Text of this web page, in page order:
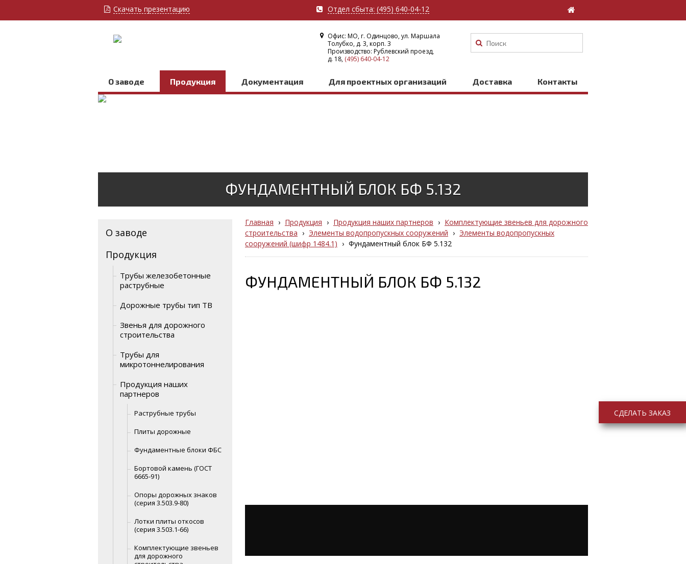
Скачать презентацию Отдел сбыта: (495) 640-04-12
Офис: МО, г. Одинцово, ул. Маршала
Толубко, д. 3, корп. 3
Производство: Рублевский проезд,
д. 18, (495) 640-04-12
О заводе Продукция Документация Для проектных организаций Доставка Контакты
ФУНДАМЕНТНЫЙ БЛОК БФ 5.132
О заводе
Продукция
Трубы железобетонные
раструбные
Дорожные трубы тип ТВ
Звенья для дорожного
строительства
Трубы для
микротоннелирования
Продукция наших
партнеров
Раструбные трубы
Плиты дорожные
Фундаментные блоки ФБС
Бортовой камень (ГОСТ
6665-91)
Опоры дорожных знаков
(серия 3.503.9-80)
Лотки плиты откосов
(серия 3.503.1-66)
Комплектующие звеньев
для дорожного
Главная › Продукция › Продукция наших партнеров › Комплектующие звеньев для дорожного
строительства › Элементы водопропускных сооружений › Элементы водопропускных
сооружений (шифр 1484.1) › Фундаментный блок БФ 5.132
ФУНДАМЕНТНЫЙ БЛОК БФ 5.132
СДЕЛАТЬ ЗАКАЗ